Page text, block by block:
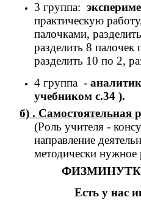
3 группа:
практическую
палочками,
разделить 8 палочек
разделить 10 по 2,
4 группа -
учебником с.34 ).
б) . Самостоятельная
(Роль учителя -
направление
методически нужное
Есть у нас